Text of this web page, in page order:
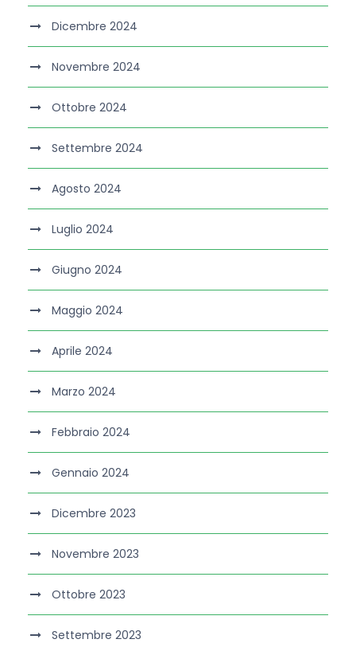
Dicembre 2024
Novembre 2024
Ottobre 2024
Settembre 2024
Agosto 2024
Luglio 2024
Giugno 2024
Maggio 2024
Aprile 2024
Marzo 2024
Febbraio 2024
Gennaio 2024
Dicembre 2023
Novembre 2023
Ottobre 2023
Settembre 2023